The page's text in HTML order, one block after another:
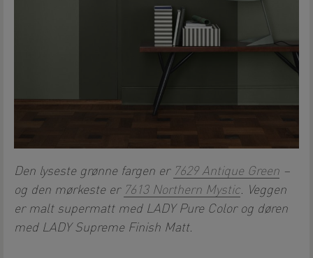
Den lyseste grønne fargen er 7629 Antique Green –
og den mørkeste er 7613 Northern Mystic. Veggen
er malt supermatt med LADY Pure Color og døren
med LADY Supreme Finish Matt.